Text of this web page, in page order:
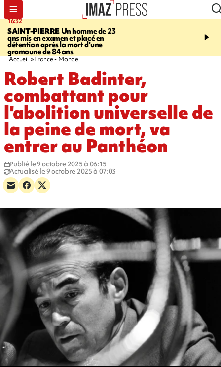
16:32
SAINT-PIERREUn homme de 23
ans mis en examen et placé en
détention après la mort d'une
gramoune de 84 ans
21:08
et Turquie scellent un
Accueil France - Monde
Robert Badinter,
combattant pour
l'abolition universelle de
la peine de mort, va
entrer au Panthéon
Publié le 9 octobre 2025 à 06:15
Actualisé le 9 octobre 2025 à 07:03